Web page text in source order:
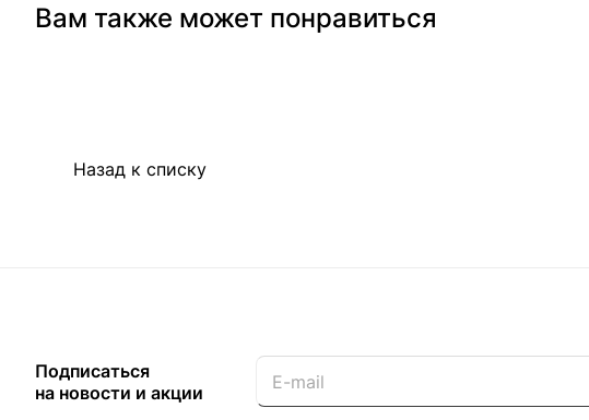
Вам также может понравиться
Назад к списку
Подписаться
на новости и акции